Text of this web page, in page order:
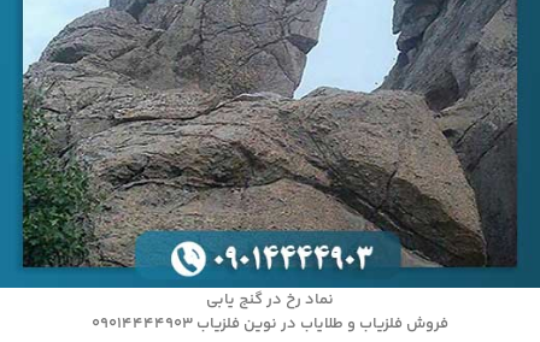
نماد رخ در گنج یابی
فروش فلزیاب و طلایاب در نوین فلزیاب 09014444903